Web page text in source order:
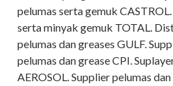
pelumas serta gemuk
serta minyak gemuk TOTAL.
pelumas dan greases GULF.
pelumas dan grease CPI.
AEROSOL. Supplier pelumas